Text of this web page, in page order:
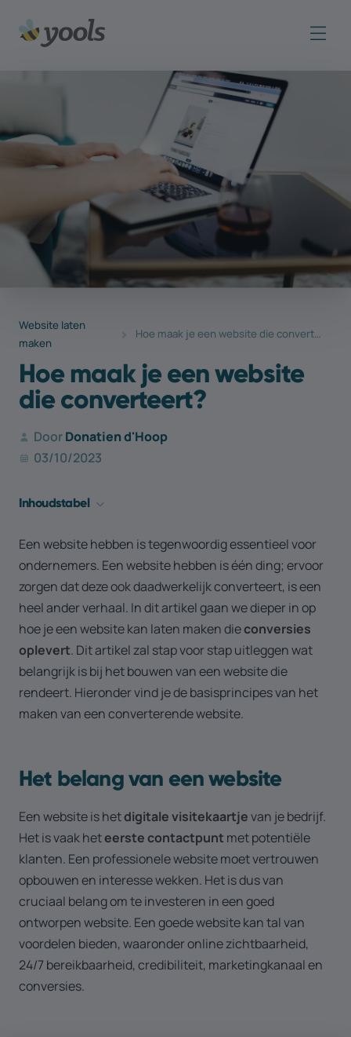
Website laten
maken
Hoe maak je een website die converteert?
Hoe maak je een website
die converteert?
DoorDonatien d'Hoop
03/10/2023
Inhouds­tabel
Website laten maken: begrijp je doelgroep
Een website laten maken met een eenvoudig en duidelijk
ontwerp
Responsiviteit van een website
Website laten maken: belang van inhoud van hoge kwaliteit
Kies de juiste call to action (CTA) knoppen op je website
Je contactgegevens op je website vermelden
Laadsnelheid van je website: niemand wilt te lang wachten
Een website onderhouden
Neem contact op
Een website hebben is tegenwoordig essentieel voor
ondernemers. Een website hebben is één ding; ervoor
zorgen dat deze ook daadwerkelijk converteert, is een
heel ander verhaal. In dit artikel gaan we dieper in op
hoe je een website kan laten maken dieconversies
oplevert. Dit artikel zal stap voor stap uitleggen wat
belangrijk is bij het bouwen van een website die
rendeert. Hieronder vind je de basisprincipes van het
maken van een converterende website.
Het belang van een website
Een website is hetdigitale visitekaartjevan je bedrijf.
Het is vaak heteerste contactpunt met potentiële
klanten. Een professionele website moet vertrouwen
opbouwen en interesse wekken. Het is dus van
cruciaal belang om te investeren in een goed
ontworpen website. Een goede website kan tal van
voordelen bieden, waaronder online zichtbaarheid,
24/7 bereikbaarheid, credibiliteit, marketingkanaal en
conversies.